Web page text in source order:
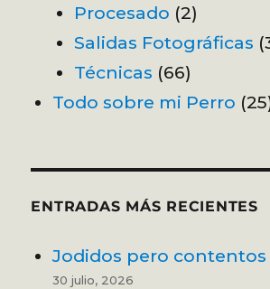
Procesado (2)
Salidas Fotográficas
Técnicas (66)
Todo sobre mi Perro
ENTRADAS MÁS RECIENTES
Jodidos pero contentos
30 julio, 2026